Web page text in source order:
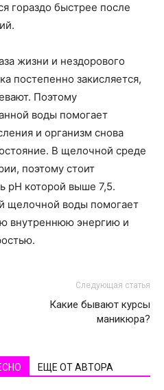
гораздо быстрее после
жизни и нездорового
постепенно закисляется,
Поэтому
воды помогает
и организм снова
В щелочной среде
поэтому стоит
pH которой выше 7,5.
щелочной воды помогает
внутреннюю энергию и
Следующая статья
Какие бывают курсы
маникюра?
ЕЩЕ ОТ АВТОРА